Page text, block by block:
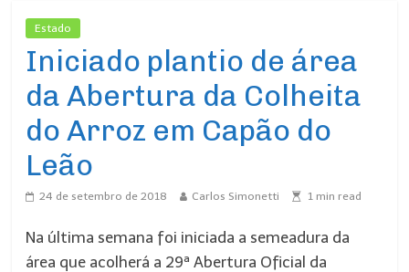
Estado
Iniciado plantio de área
da Abertura da Colheita
do Arroz em Capão do
Leão
24 de setembro de 2018 Carlos Simonetti 1 min read
Na última semana foi iniciada a semeadura da
área que acolherá a 29ª Abertura Oficial da